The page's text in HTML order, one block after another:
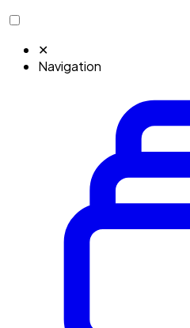
✕
Navigation